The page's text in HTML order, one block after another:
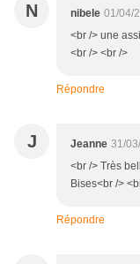
N nibele 01/04/
<br /> une
<br /> <br />
Répondre
J Jeanne 31/
<br /> Très
Bises<br />
Répondre